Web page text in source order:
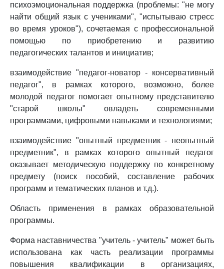
психоэмоциональная поддержка (проблемы: "не могу
найти общий язык с учениками", "испытываю стресс
во время уроков"), сочетаемая с профессиональной
помощью по приобретению и развитию
педагогических талантов и инициатив;
взаимодействие "педагог-новатор - консервативный
педагог", в рамках которого, возможно, более
молодой педагог помогает опытному представителю
"старой школы" овладеть современными
программами, цифровыми навыками и технологиями;
взаимодействие "опытный предметник - неопытный
предметник", в рамках которого опытный педагог
оказывает методическую поддержку по конкретному
предмету (поиск пособий, составление рабочих
программ и тематических планов и т.д.).
Область применения в рамках образовательной
программы.
Форма наставничества "учитель - учитель" может быть
использована как часть реализации программы
повышения квалификации в организациях,